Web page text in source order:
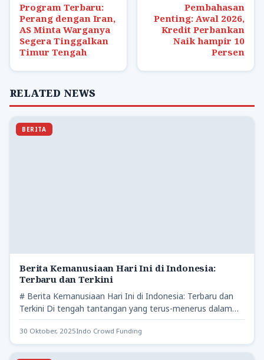
Program Terbaru:
Perang dengan Iran,
AS Minta Warganya
Segera Tinggalkan
Timur Tengah
Pembahasan
Penting: Awal 2026,
Kredit Perbankan
Naik hampir 10
Persen
RELATED NEWS
BERITA
Berita Kemanusiaan Hari Ini di Indonesia:
Terbaru dan Terkini
# Berita Kemanusiaan Hari Ini di Indonesia: Terbaru dan
Terkini Di tengah tantangan yang terus-menerus dalam
kehidupan sehari-hari,…
30 Oktober, 2025Indo Crowd Funding